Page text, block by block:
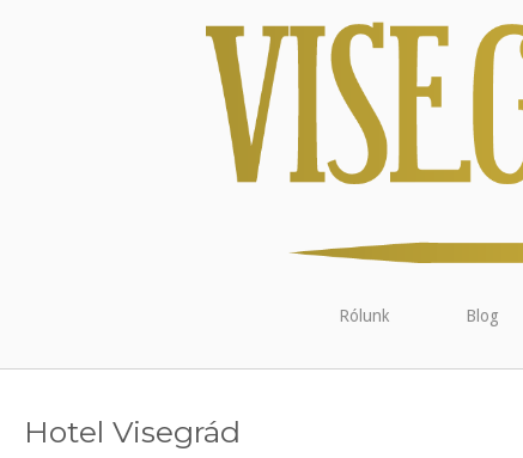
Rólunk Blog
Hotel Visegrád